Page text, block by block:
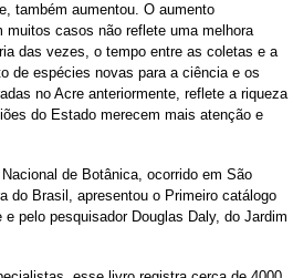
também aumentou. O aumento
casos não reflete uma melhora
das vezes, o tempo entre as coletas e a
de espécies novas para a ciência e os
no Acre anteriormente, reflete a riqueza
do Estado merecem mais atenção e
de Botânica, ocorrido em São
do Brasil, apresentou o Primeiro catálogo
pelo pesquisador Douglas Daly, do Jardim